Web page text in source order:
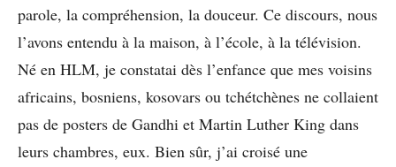
parole, la compréhension, la douceur. Ce discours, nous
l’avons entendu à la maison, à l’école, à la télévision.
Né en HLM, je constatai dès l’enfance que mes voisins
africains, bosniens, kosovars ou tchétchènes ne collaient
pas de posters de Gandhi et Martin Luther King dans
leurs chambres, eux. Bien sûr, j’ai croisé une